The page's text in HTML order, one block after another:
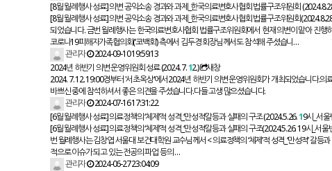
[8월 월례행사 성료] 의변 공익소송 경과와 과제_한국의료변호사협회 법률구조위원회
[8월 월례행사 성료] 의변 공익소송 경과와 과제_한국의료변호사협회 법률구조위원회
되었습니다. 금번 월례행사는 한국의료변호사협회 법률구조위원회에서 현재 의변이 맡아 진
코로나19피해자가족협의회(‘코백회’) 측에서 김두경 회장님께서도 참석해 주셨습니…
관리자
2024-09-10 19:59:13
2024년 하반기 의변 운영위원회 성료 (2024. 7.12.)
새창
2024. 7. 12. 19:00경부터 '서초옥상'에서2024년 하반기 의변 운영위원회가 개최되었습니다.
바쁘신 중에 참석하셔서 좋은 의견을 주셨습니다.다들 고생 많으셨습니다.
관리자
2024-07-16 17:31:22
[6월 월례행사 성료] 의료정책의 ‘체제’적 성격_‘만성적’갈등과 실패의 구조 (2024.5.26.19시_서
[6월 월례행사 성료] 의료정책의 ‘체제’적 성격_‘만성적’갈등과 실패의 구조(2024.5.26. 19시_
번 월례행사는 김창엽 서울대 보건대학원 교수님께서 < 의료정책의 ‘체제’적 성격_‘만성적’ 갈
적으로 이슈가 되고 있는 전공의 파업 등의 …
관리자
2024-06-27 23:04:09